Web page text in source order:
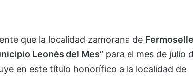
que la localidad zamorana de Fermoselle
Leonés del Mes” para el mes de julio
en este título honorífico a la localidad de